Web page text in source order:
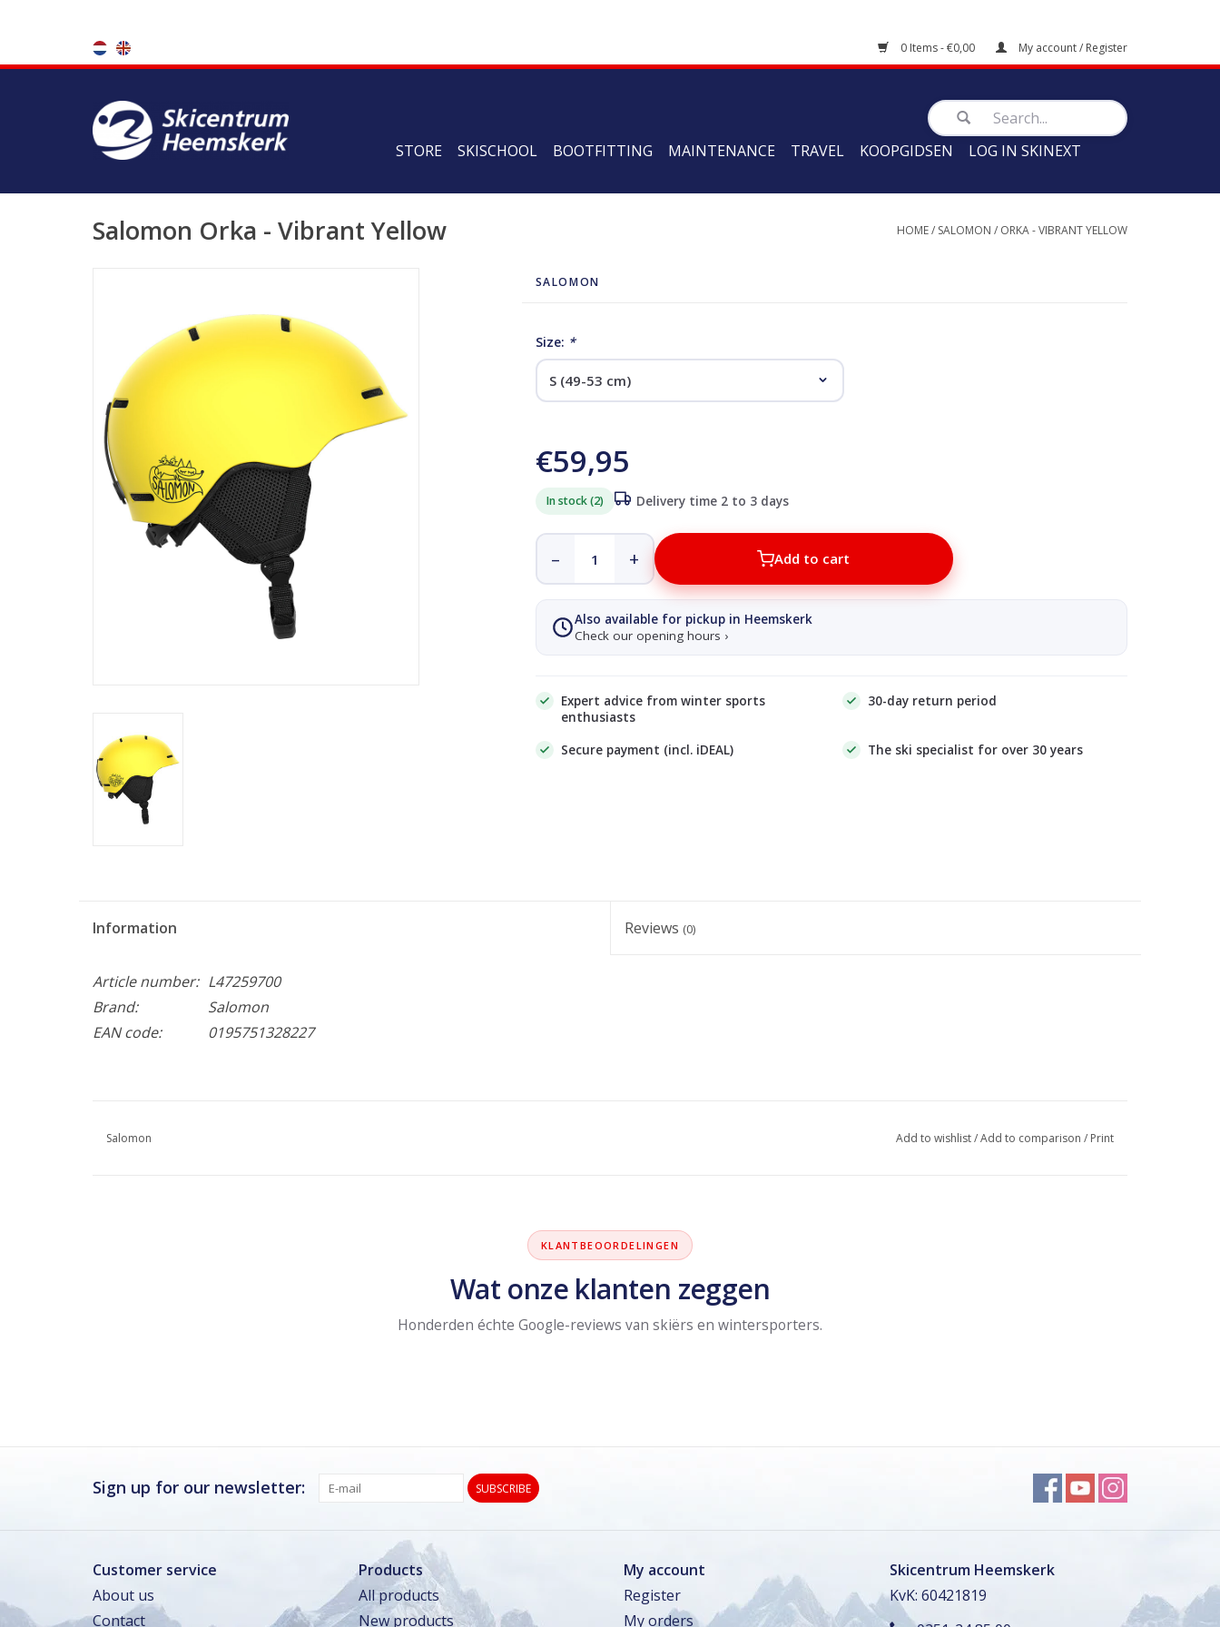
0 Items - €0,00 My account / Register
STORE SKISCHOOL BOOTFITTING MAINTENANCE TRAVEL KOOPGIDSEN LOG IN SKINEXT
Salomon Orka - Vibrant Yellow HOME/ SALOMON / ORKA - VIBRANT YELLOW
SALOMON
Size: *
€59,95
In stock (2) Delivery time 2 to 3 days
– + Add to cart
Also available for pickup in Heemskerk
Check our opening hours ›
Expert advice from winter sports
enthusiasts
30-day return period
Secure payment (incl. iDEAL) The ski specialist for over 30 years
Information Reviews (0)
Article number: L47259700
Brand:
Salomon
EAN code:
0195751328227
Salomon Add to wishlist/Add to comparison / Print
KLANTBEOORDELINGEN
Wat onze klanten zeggen
Honderden échte Google-reviews van skiërs en wintersporters.
Sign up for our newsletter: SUBSCRIBE
Customer service
About us
Contact
Products
All products
New products
My account
Register
My orders
Skicentrum Heemskerk
KvK: 60421819
Gesloten
TOT 16 AUG Zomervakantie